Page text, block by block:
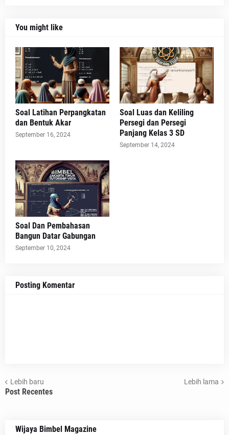
You might like
Soal Latihan Perpangkatan
dan Bentuk Akar
September 16, 2024
Soal Luas dan Keliling
Persegi dan Persegi
Panjang Kelas 3 SD
September 14, 2024
Soal Dan Pembahasan
Bangun Datar Gabungan
September 10, 2024
Posting Komentar
Lebih baru Lebih lama
Post Recentes
Wijaya Bimbel Magazine